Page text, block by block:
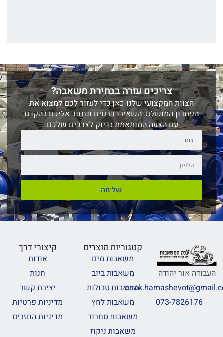
צריכים עזרה בבחירת משאבה?
הצוות המקצועי שלנו כאן כדי לעזור לכם למצוא את
הפתרון המושלם. השאירו פרטים ונחזור אליכם בהקדם
עם הצעה המותאמת בדיוק לצרכים שלכם.
שליחה
העבודה אור יהודה
073-7826176
קטגוריות מוצרים
משאבות מים
משאבות ביוב
משאבות טבולות
משאבות לחץ
משאבות סחרור
משאבות ניקוז
קיצורי דרך
אודות
חנות
יצירת קשר
מדיניות פרטיות
מדיניות החזרים